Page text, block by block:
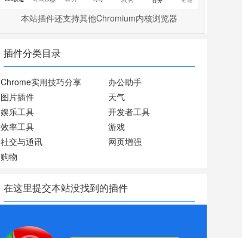
本站插件还支持其他Chromium内核浏览器
插件分类目录
Chrome实用技巧分享
办公助手
图片插件
天气
娱乐工具
开发者工具
效率工具
游戏
社交与通讯
网页增强
购物
在这里提交本站没找到的插件